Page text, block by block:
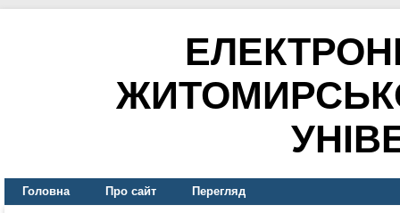
Головна Про сайт Перегляд